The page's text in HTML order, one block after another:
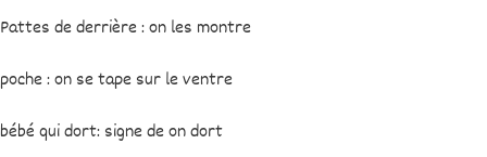
Pattes de derrière : on les montre
poche : on se tape sur le ventre
bébé qui dort: signe de on dort